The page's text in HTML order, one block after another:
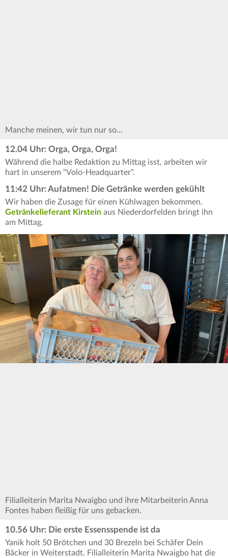
Manche meinen, wir tun nur so...
12.04 Uhr: Orga, Orga, Orga!
Während die halbe Redaktion zu Mittag isst, arbeiten wir
hart in unserem "Volo-Headquarter".
11:42 Uhr: Aufatmen! Die Getränke werden gekühlt
Wir haben die Zusage für einen Kühlwagen bekommen.
Getränkelieferant Kirstein aus Niederdorfelden bringt ihn
am Mittag.
Filialleiterin Marita Nwaigbo und ihre Mitarbeiterin Anna
Fontes haben fleißig für uns gebacken.
10.56 Uhr: Die erste Essensspende ist da
Yanik holt 50 Brötchen und 30 Brezeln bei Schäfer Dein
Bäcker in Weiterstadt. Filialleiterin Marita Nwaigbo hat die